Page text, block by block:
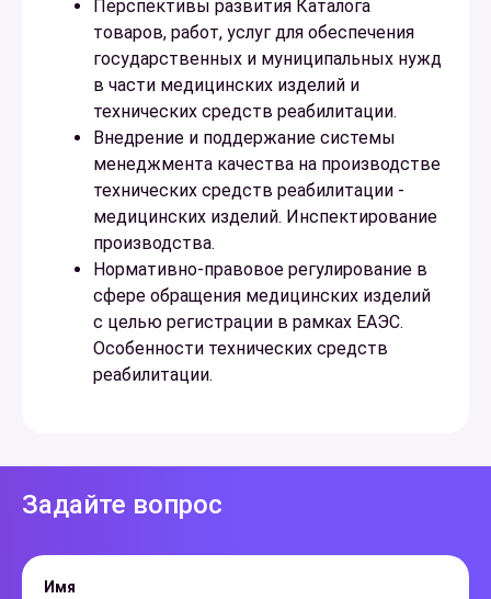
Перспективы развития Каталога
товаров, работ, услуг для обеспечения
государственных и муниципальных нужд
в части медицинских изделий и
технических средств реабилитации.
Внедрение и поддержание системы
менеджмента качества на производстве
технических средств реабилитации -
медицинских изделий. Инспектирование
производства.
Нормативно-правовое регулирование в
сфере обращения медицинских изделий
с целью регистрации в рамках ЕАЭС.
Особенности технических средств
реабилитации.
Задайте вопрос
Имя